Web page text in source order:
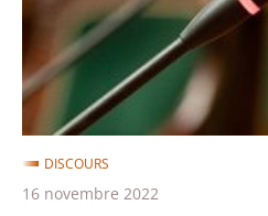
d’histoire
du
Conseil
d’Etat
Léon
Blum
par
DISCOURS
16 novembre 2022